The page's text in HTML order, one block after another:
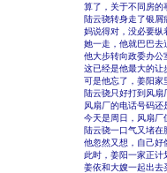
算了，关于不同房的
陆云骁转身走了银屑
妈说得对，没必要纵
她一走，他就巴巴去
他大步转向政委办公
这已经是他最大的让
可是他忘了，姜阳家
陆云骁只好打到风扇
风扇厂的电话号码
今天是周日，风扇厂
陆云骁一口气又堵在
他忽然又想，自己
此时，姜阳一家正计
姜依和大嫂一起出去